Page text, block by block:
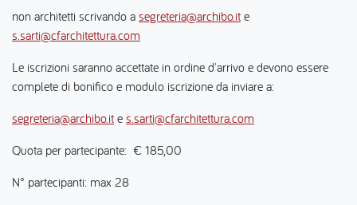
non architetti scrivando a segreteria@archibo.it e
s.sarti@cfarchitettura.com
Le iscrizioni saranno accettate in ordine d'arrivo e devono essere
complete di bonifico e modulo iscrizione da inviare a:
segreteria@archibo.it e s.sarti@cfarchitettura.com
Quota per partecipante: € 185,00
N° partecipanti: max 28